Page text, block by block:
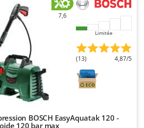
7,6
Limitée
(13) 4,87/5
BOSCH EasyAquatak 120 -
120 bar max